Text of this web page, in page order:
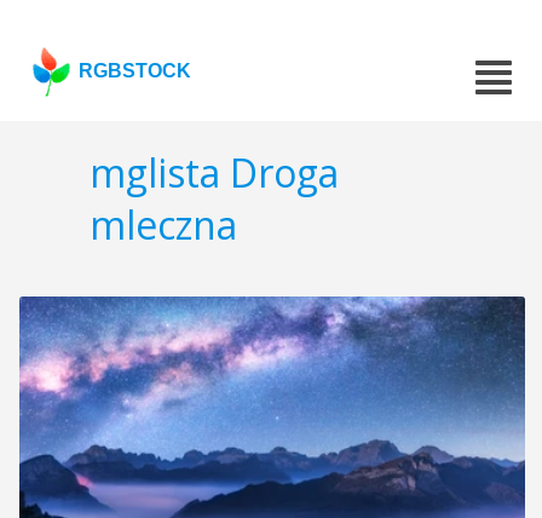
RGBSTOCK
mglista Droga
mleczna